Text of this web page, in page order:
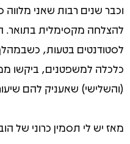
וכבר שנים רבות שאני
להצלחה מקסימלית בתואר.
לסטודנטים בטעות,
כלכלה למשפטנים, ביקשו
(והשלישי) שאעניק להם
מאז יש לי תסמין כרוני של